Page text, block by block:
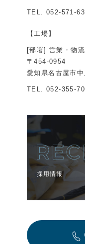
TEL. 052-571-
【工場】
[部署] 営業・物
〒454-0954
愛知県名古屋市
TEL. 052-355-
採用情報